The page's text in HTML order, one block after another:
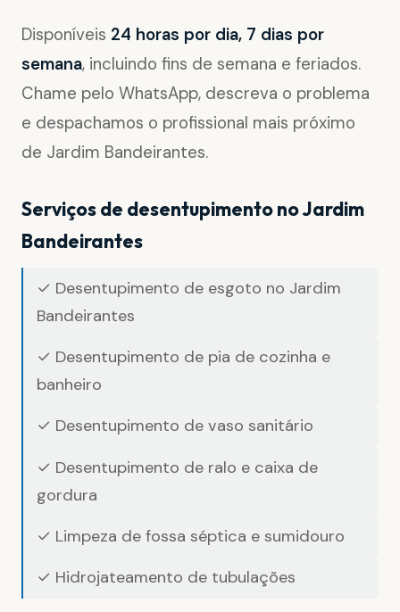
Disponíveis 24 horas por dia, 7 dias por
semana, incluindo fins de semana e feriados.
Chame pelo WhatsApp, descreva o problema
e despachamos o profissional mais próximo
de Jardim Bandeirantes.
Serviços de desentupimento no Jardim
Bandeirantes
✓ Desentupimento de esgoto no Jardim
Bandeirantes
✓ Desentupimento de pia de cozinha e
banheiro
✓ Desentupimento de vaso sanitário
✓ Desentupimento de ralo e caixa de
gordura
✓ Limpeza de fossa séptica e sumidouro
✓ Hidrojateamento de tubulações